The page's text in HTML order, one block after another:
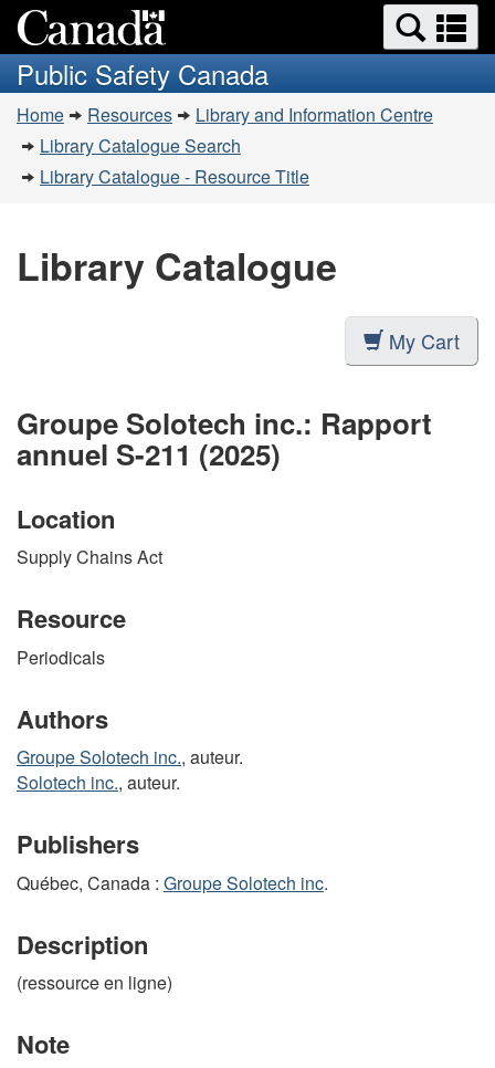
to
main
content
to
basic
HTML
version
Search
and
menus
Public Safety Canada
You
are
here:
Home Resources
Library and Information Centre
Library Catalogue Search
Library Catalogue - Resource Title
Library Catalogue
My Cart
Groupe Solotech inc.: Rapport
annuel S-211 (2025)
Location
Supply Chains Act
Resource
Periodicals
Authors
Groupe Solotech inc., auteur.
Solotech inc., auteur.
Publishers
Québec, Canada : Groupe Solotech inc.
Description
(ressource en ligne)
Note